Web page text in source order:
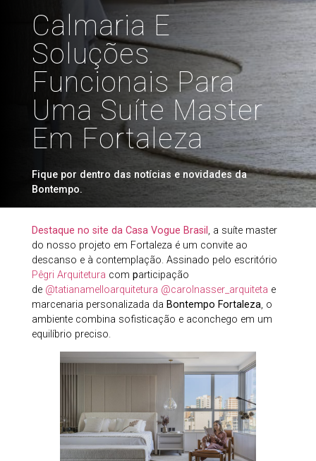
Calmaria E
Soluções
Funcionais Para
Uma Suíte Master
Em Fortaleza
Fique por dentro das notícias e novidades da
Bontempo.
Destaque no site da Casa Vogue Brasil , a suíte master
do nosso projeto em Fortaleza é um convite ao
descanso e à contemplação. Assinado pelo escritório
Pêgri Arquitetura com participação
de @tatianamelloarquitetura @carolnasser_arquiteta e
marcenaria personalizada da Bontempo Fortaleza, o
ambiente combina sofisticação e aconchego em um
equilíbrio preciso.